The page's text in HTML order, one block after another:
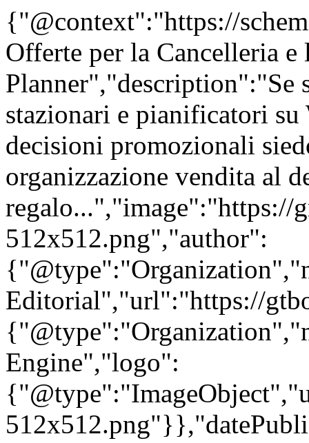
{"@context":"https://
Offerte per la Cancelleria e
Planner","description":"Se
stazionari e pianificatori su
decisioni promozionali
organizzazione vendita al
regalo...","image":"https://
512x512.png","author":
Editorial","url":"https://
Engine","logo":